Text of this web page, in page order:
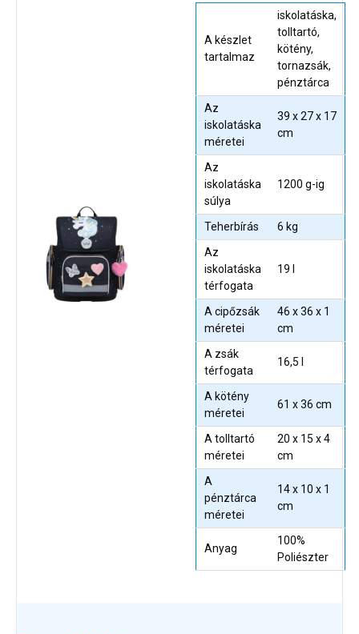
A készlet
tartalmaz
iskolatáska,
tolltartó,
kötény,
tornazsák,
pénztárca
Az
iskolatáska
méretei
39 x 27 x 17
cm
Az
iskolatáska
súlya
1200 g-ig
Teherbírás
6 kg
Az
iskolatáska
térfogata
19 l
A cipőzsák
méretei
46 x 36 x 1
cm
A zsák
térfogata
16,5 l
A kötény
méretei
61 x 36 cm
A tolltartó
méretei
20 x 15 x 4
cm
A
pénztárca
méretei
14 x 10 x 1
cm
Anyag
100%
Poliészter